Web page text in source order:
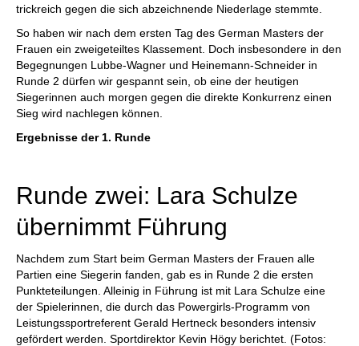
trickreich gegen die sich abzeichnende Niederlage stemmte.
So haben wir nach dem ersten Tag des German Masters der
Frauen ein zweigeteiltes Klassement. Doch insbesondere in den
Begegnungen Lubbe-Wagner und Heinemann-Schneider in
Runde 2 dürfen wir gespannt sein, ob eine der heutigen
Siegerinnen auch morgen gegen die direkte Konkurrenz einen
Sieg wird nachlegen können.
Ergebnisse der 1. Runde
Runde zwei: Lara Schulze
übernimmt Führung
Nachdem zum Start beim German Masters der Frauen alle
Partien eine Siegerin fanden, gab es in Runde 2 die ersten
Punkteteilungen. Alleinig in Führung ist mit Lara Schulze eine
der Spielerinnen, die durch das Powergirls-Programm von
Leistungssportreferent Gerald Hertneck besonders intensiv
gefördert werden. Sportdirektor Kevin Högy berichtet. (Fotos: